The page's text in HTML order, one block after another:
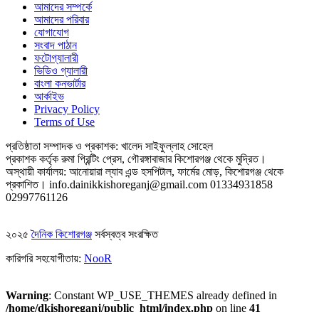
আমাদের সম্পর্কে
আমাদের পরিবার
যোগাযোগ
সংবাদ পাঠান
ফটোগ্যালারী
ভিডিও গ্যালারী
বাংলা কনভার্টার
আর্কাইভ
Privacy Policy
Terms of Use
প্রতিষ্ঠাতা সম্পাদক ও প্রকাশক: খালেদ সাইফুল্লাহ সোহেল
প্রকাশক কর্তৃক রুমা প্রিন্টিং প্রেস, গৌরঙ্গাবাজার কিশোরগঞ্জ থেকে মুদ্রিত।
অস্থায়ী কার্যালয়: আনোয়ারা ল্যাব এন্ড হসপিটাল, ফার্মের মোড়, কিশোরগঞ্জ থেকে
প্রকাশিত। info.dainikkishoreganj@gmail.com 01334931858
02997761126
২০২৫দৈনিক কিশোরগঞ্জ সর্বস্বত্ব সংরক্ষিত
কারিগরি সহযোগীতায়: NooR
Warning: Constant WP_USE_THEMES already defined in
/home/dkishoreganj/public_html/index.php on line 41